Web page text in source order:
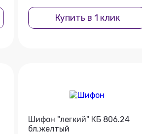
Купить в 1 клик
Шифон "легкий" КБ 806.24
бл.желтый